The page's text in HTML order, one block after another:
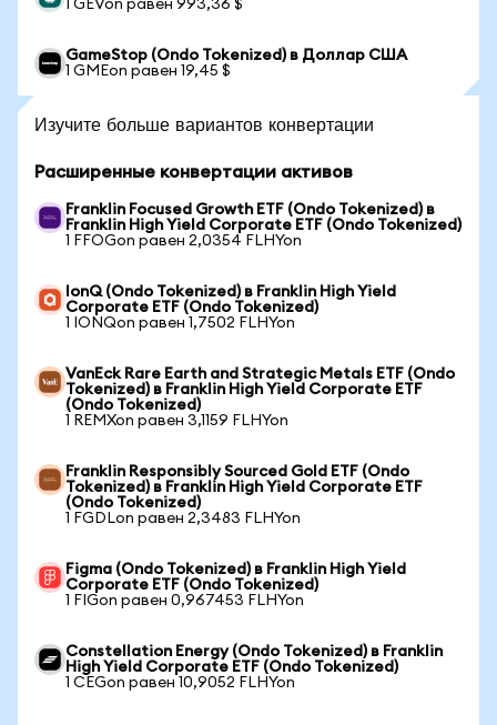
1 GEVon равен 993,36 $
GameStop (Ondo Tokenized) в Доллар США
1 GMEon равен 19,45 $
Изучите больше вариантов конвертации
Расширенные конвертации активов
Franklin Focused Growth ETF (Ondo Tokenized) в
Franklin High Yield Corporate ETF (Ondo Tokenized)
1 FFOGon равен 2,0354 FLHYon
IonQ (Ondo Tokenized) в Franklin High Yield
Corporate ETF (Ondo Tokenized)
1 IONQon равен 1,7502 FLHYon
VanEck Rare Earth and Strategic Metals ETF (Ondo
Tokenized) в Franklin High Yield Corporate ETF
(Ondo Tokenized)
1 REMXon равен 3,1159 FLHYon
Franklin Responsibly Sourced Gold ETF (Ondo
Tokenized) в Franklin High Yield Corporate ETF
(Ondo Tokenized)
1 FGDLon равен 2,3483 FLHYon
Figma (Ondo Tokenized) в Franklin High Yield
Corporate ETF (Ondo Tokenized)
1 FIGon равен 0,967453 FLHYon
Constellation Energy (Ondo Tokenized) в Franklin
High Yield Corporate ETF (Ondo Tokenized)
1 CEGon равен 10,9052 FLHYon